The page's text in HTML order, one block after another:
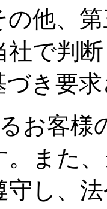
の他、
社で判
づき要
お客様
また
守し、